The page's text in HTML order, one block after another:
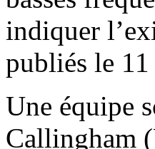
indiquer
publiés le
Une équipe
Callingham